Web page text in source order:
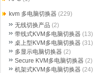
kvm 多电脑切换器 (229)
无线切换产品 (2)
带线式KVM多电脑切换器 (13)
桌上型KVM多电脑切换器 (31)
多显示电脑切换器 (2)
Secure KVM多电脑切换器 (2)
机架式KVM多电脑切换器 (24)